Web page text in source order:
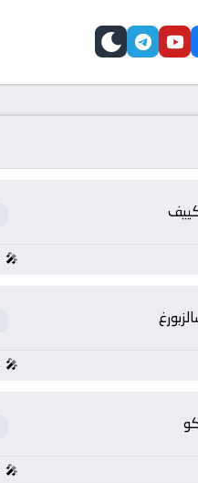
youtube
telegram
skin